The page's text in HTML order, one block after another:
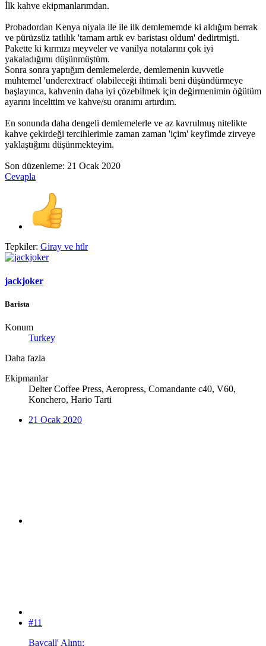
İlk kahve ekipmanlarımdan.
Probadordan Kenya niyala ile ile ilk demlememde ki aldığım berrak
ve pürüzsüz tatlılık 'tamam artık ev baristası oldum' dedirtmişti.
Pakette ki kırmızı meyveler ve vanilya notalarını çok iyi
yakaladığımı düşünmüştüm.
Sonra sonra yaptığım demlemelerde, demlemenin kuvvetle
muhtemel 'underextract' olabileceği ihtimali beni düşündürmeye
başlayınca, kahvenin daha iyi çözebilmek için değirmenimin öğütüm
ayarını incelttim ve kahve/su oranımı artırdım.
En sonunda daha dengeli demlemelerle ve az kavrulmuş nitelikte
kahve çekirdeği tercihlerimle zaman zaman 'içim' keyfimde zirveye
yaklaştığımı düşünmekteyim.
Son düzenleme: 21 Ocak 2020
Cevapla
Tepkiler: Giray ve htlr
jackjoker
Barista
Konum
Turkey
Daha fazla
Ekipmanlar
Delter Coffee Press, Aeropress, Comandante c40, V60,
Konchero, Hario Tarti
21 Ocak 2020
#11
Baycall' Alıntı: